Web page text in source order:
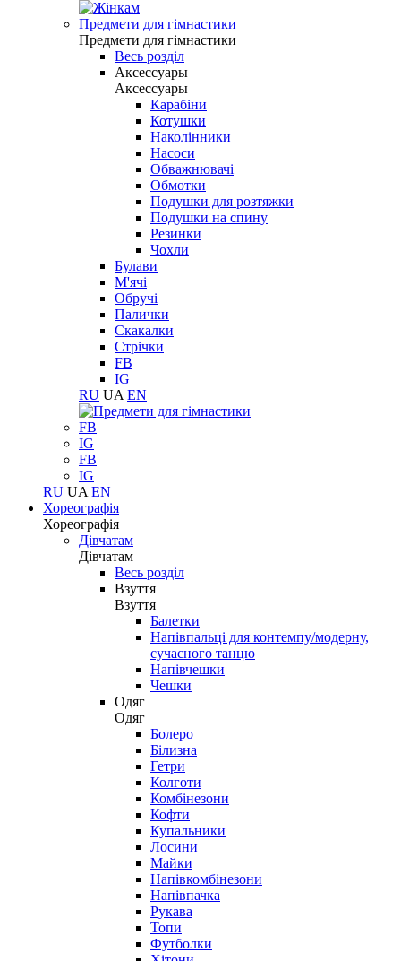
Предмети для гімнастики
Предмети для гімнастики
Весь розділ
Аксессуары
Аксессуары
Карабіни
Котушки
Наколінники
Насоси
Обважнювачі
Обмотки
Подушки для розтяжки
Подушки на спину
Резинки
Чохли
Булави
М'ячі
Обручі
Палички
Скакалки
Стрічки
FB
IG
RU UA EN
FB
IG
FB
IG
RU UA EN
Хореографія
Хореографія
Дівчатам
Дівчатам
Весь розділ
Взуття
Взуття
Балетки
Напівпальці для контемпу/модерну,
сучасного танцю
Напівчешки
Чешки
Одяг
Одяг
Болеро
Білизна
Гетри
Колготи
Комбінезони
Кофти
Купальники
Лосини
Майки
Напівкомбінезони
Напівпачка
Рукава
Топи
Футболки